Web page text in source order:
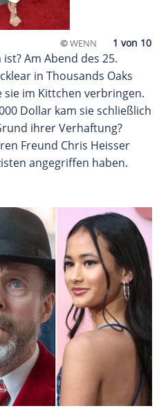
©WENN
Am Abend des 25.
in Thousands Oaks
im Kittchen verbringen.
Dollar kam sie schließlich
ihrer Verhaftung?
Freund Chris Heisser
angegriffen haben.